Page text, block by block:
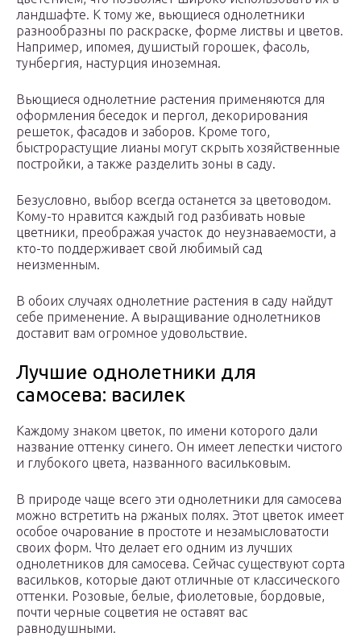
ландшафте. К тому же, вьющиеся однолетники
разнообразны по раскраске, форме листвы и цветов.
Например, ипомея, душистый горошек, фасоль,
тунбергия, настурция иноземная.
Вьющиеся однолетние растения применяются для
оформления беседок и пергол, декорирования
решеток, фасадов и заборов. Кроме того,
быстрорастущие лианы могут скрыть хозяйственные
постройки, а также разделить зоны в саду.
Безусловно, выбор всегда останется за цветоводом.
Кому-то нравится каждый год разбивать новые
цветники, преображая участок до неузнаваемости, а
кто-то поддерживает свой любимый сад
неизменным.
В обоих случаях однолетние растения в саду найдут
себе применение. А выращивание однолетников
доставит вам огромное удовольствие.
Лучшие однолетники для
самосева: василек
Каждому знаком цветок, по имени которого дали
название оттенку синего. Он имеет лепестки чистого
и глубокого цвета, названного васильковым.
В природе чаще всего эти однолетники для самосева
можно встретить на ржаных полях. Этот цветок имеет
особое очарование в простоте и незамысловатости
своих форм. Что делает его одним из лучших
однолетников для самосева. Сейчас существуют сорта
васильков, которые дают отличные от классического
оттенки. Розовые, белые, фиолетовые, бордовые,
почти черные соцветия не оставят вас
равнодушными.